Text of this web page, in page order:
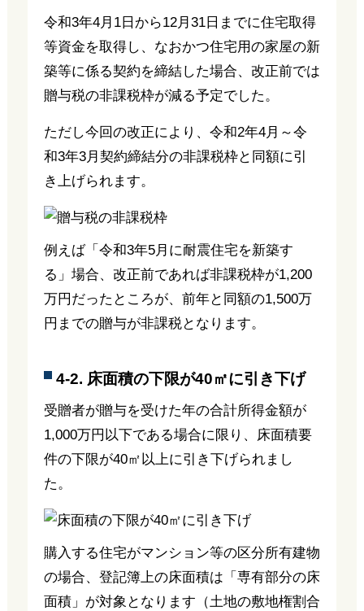
令和3年4月1日から12月31日までに住宅取得
等資金を取得し、なおかつ住宅用の家屋の新
築等に係る契約を締結した場合、改正前では
贈与税の非課税枠が減る予定でした。
ただし今回の改正により、令和2年4月～令
和3年3月契約締結分の非課税枠と同額に引
き上げられます。
例えば「令和3年5月に耐震住宅を新築す
る」場合、改正前であれば非課税枠が1,200
万円だったところが、前年と同額の1,500万
円までの贈与が非課税となります。
4-2. 床面積の下限が40㎡に引き下げ
受贈者が贈与を受けた年の合計所得金額が
1,000万円以下である場合に限り、床面積要
件の下限が40㎡以上に引き下げられまし
た。
購入する住宅がマンション等の区分所有建物
の場合、登記簿上の床面積は「専有部分の床
面積」が対象となります（土地の敷地権割合